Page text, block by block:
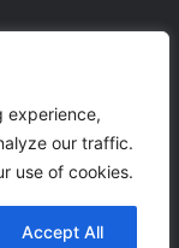
experience,
our traffic.
use of cookies.
Accept All